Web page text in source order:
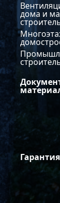
дома и